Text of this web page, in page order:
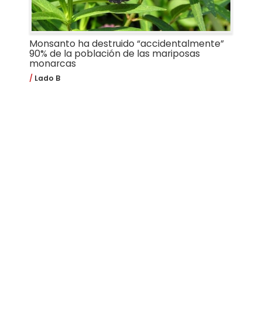
Monsanto ha destruido “accidentalmente”
90% de la población de las mariposas
monarcas
Lado B